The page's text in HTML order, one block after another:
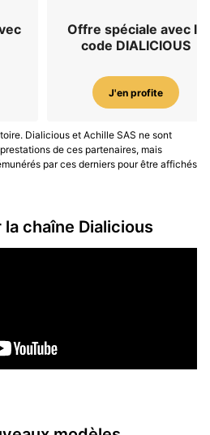
Offre spéciale avec le
code DIALICIOUS
J'en profite
Dialicious et Achille SAS ne sont
de ces partenaires, mais
par ces derniers pour être affichés
chaîne Dialicious